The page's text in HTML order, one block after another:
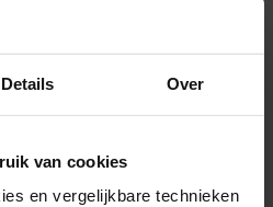
Details Over
van cookies
en vergelijkbare technieken